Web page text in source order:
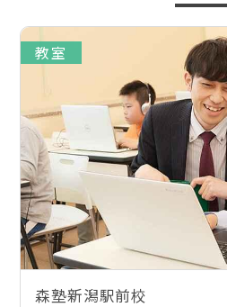
教室
森塾新潟駅前校